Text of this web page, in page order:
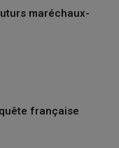
maréchaux-
française